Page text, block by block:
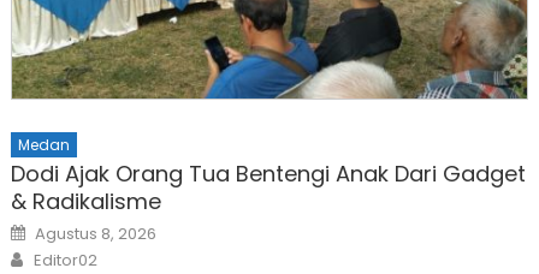
Medan
Dodi Ajak Orang Tua Bentengi Anak Dari Gadget
& Radikalisme
Posted
on
Agustus 8, 2026
Author
Editor02